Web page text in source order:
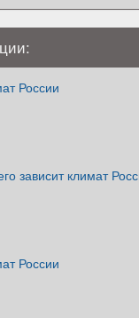
России
зависит климат
России